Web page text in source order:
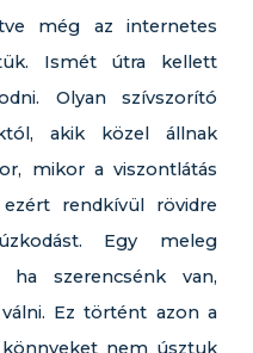
még az internetes
Ismét útra kellett
Olyan szívszorító
akik közel állnak
mikor a viszontlátás
rendkívül rövidre
Egy meleg
szerencsénk van,
Ez történt azon a
nem úsztuk